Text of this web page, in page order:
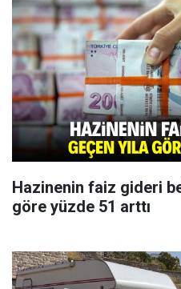
Hazinenin faiz gideri
göre yüzde 51 arttı